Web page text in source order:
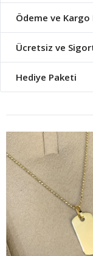
Ödeme ve Kargo
Ücretsiz ve
Hediye Paketi